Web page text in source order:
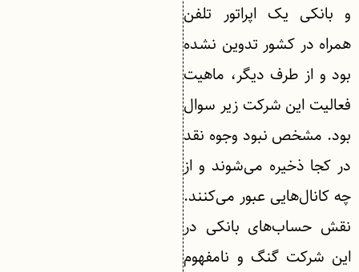
و بانکی یک اپراتور تلفن
همراه در کشور تدوین نشده
بود و از طرف دیگر، ماهیت
فعالیت این شرکت زیر سوال
بود. مشخص نبود وجوه نقد
در کجا ذخیره می‌شوند و از
چه کانال‌هایی عبور می‌کنند.
نقش حساب‌های بانکی در
این شرکت گنگ و نامفهوم